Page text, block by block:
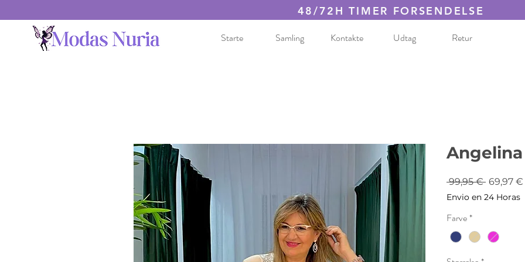
48/72H TIMER FORSENDELSE
Starte
Samling Kontakte Udtag Retur
99,95 € Regulær
pris
69,97 €
Envio en 24 Horas
Farve*